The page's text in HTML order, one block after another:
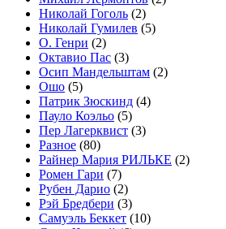
Николай Гоголь (2)
Николай Гумилев (5)
О. Генри (2)
Октавио Пас (3)
Осип Мандельштам (2)
Ошо (5)
Патрик Зюскинд (4)
Пауло Коэльо (5)
Пер Лагерквист (3)
Разное (80)
Райнер Мария РИЛЬКЕ (2)
Ромен Гари (7)
Рубен Дарио (2)
Рэй Бредбери (3)
Самуэль Беккет (10)